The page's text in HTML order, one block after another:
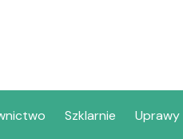
Szklarnie Uprawy